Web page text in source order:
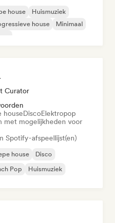
house
Huismuziek
house
Minimaal
Curator
houseDiscoElektropop
met mogelijkheden voor
Spotify-afspeellijst(en)
house
Disco
Pop Huismuziek